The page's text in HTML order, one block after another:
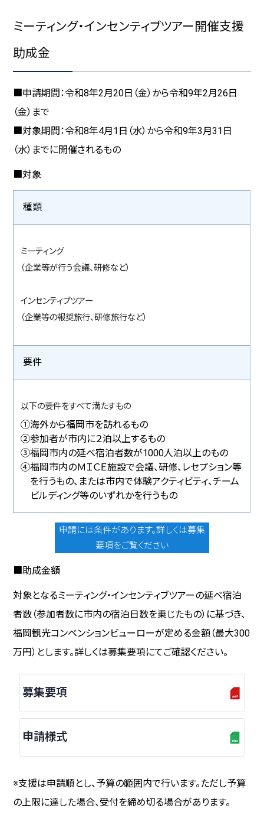
ミーティング・インセンティブツアー開催支援
助成金
■申請期間：令和8年2月20日（金）から令和9年2月26日
（金）まで
■対象期間：令和8年4月1日（水）から令和9年3月31日
（水）までに開催されるもの
■対象
種類
ミーティング
（企業等が行う会議、研修など）
インセンティブツアー
（企業等の報奨旅行、研修旅行など）
要件
以下の要件をすべて満たすもの
①海外から福岡市を訪れるもの
②参加者が市内に２泊以上するもの
③福岡市内の延べ宿泊者数が1000人泊以上のもの
④福岡市内のＭＩＣＥ施設で会議、研修、レセプション等
を行うもの、または市内で体験アクティビティ、チーム
ビルディング等のいずれかを行うもの
申請には条件があります。詳しくは募集
要項をご覧ください
■助成金額
対象となるミーティング・インセンティブツアーの延べ宿泊
者数（参加者数に市内の宿泊日数を乗じたもの）に基づき、
福岡観光コンベンションビューローが定める金額（最大300
万円）とします。詳しくは募集要項にてご確認ください。
募集要項
申請様式
※支援は申請順とし、予算の範囲内で行います。ただし予算
の上限に達した場合、受付を締め切る場合があります。